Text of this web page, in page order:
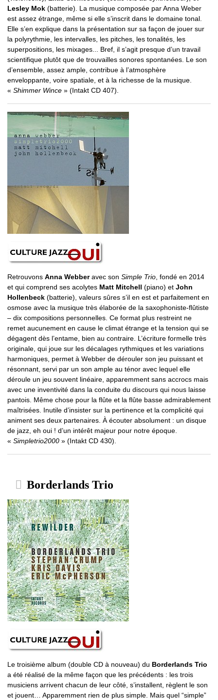
Lesley Mok (batterie). La musique composée par Anna Weber
est assez étrange, même si elle s’inscrit dans le domaine tonal.
Elle s’en explique dans la présentation sur sa façon de jouer sur
la polyrythmie, les intervalles, les pitches, les tonalités, les
superpositions, les mixages... Bref, il s’agit presque d’un travail
scientifique plutôt que de trouvailles sonores spontanées. Le son
d’ensemble, assez ample, contribue à l’atmosphère
enveloppante, voire spatiale, et à la richesse de la musique.
« Shimmer Wince » (Intakt CD 407).
Retrouvons Anna Webberavec son Simple Trio, fondé en 2014
et qui comprend ses acolytes Matt Mitchell (piano) et John
Hollenbeck (batterie), valeurs sûres s’il en est et parfaitement en
osmose avec la musique très élaborée de la saxophoniste-flûtiste
– dix compositions personnelles. Ce format plus restreint ne
remet aucunement en cause le climat étrange et la tension qui se
dégagent dès l’entame, bien au contraire. L’écriture formelle très
originale, qui joue sur les décalages rythmiques et les variations
harmoniques, permet à Webber de dérouler son jeu puissant et
résonnant, servi par un son ample au ténor avec lequel elle
déroule un jeu souvent linéaire, apparemment sans accrocs mais
avec une inventivité dans la conduite du discours qui nous laisse
pantois. Même chose pour la flûte et la flûte basse admirablement
maîtrisées. Inutile d’insister sur la pertinence et la complicité qui
animent ses deux partenaires. À écouter absolument : un disque
de jazz, eh oui ! d’un intérêt majeur pour notre époque.
« Simpletrio2000 » (Intakt CD 430).
Borderlands Trio
Le troisième album (double CD à nouveau) du Borderlands Trio
a été réalisé de la même façon que les précédents : les trois
musiciens arrivent chacun de leur côté, s’installent, règlent le son
et jouent… Apparemment rien de plus simple. Mais quel “simple”